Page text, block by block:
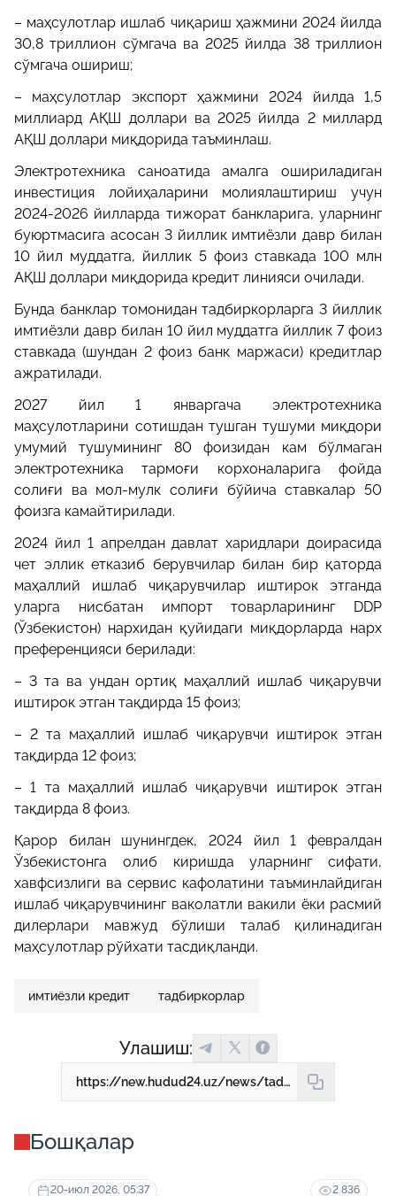
– маҳсулотлар ишлаб чиқариш ҳажмини 2024 йилда
30,8 триллион сўмгача ва 2025 йилда 38 триллион
сўмгача ошириш;
– маҳсулотлар экспорт ҳажмини 2024 йилда 1,5
миллиард АҚШ доллари ва 2025 йилда 2 миллард
АҚШ доллари миқдорида таъминлаш.
Электротехника саноатида амалга ошириладиган
инвестиция лойиҳаларини молиялаштириш учун
2024-2026 йилларда тижорат банкларига, уларнинг
буюртмасига асосан 3 йиллик имтиёзли давр билан
10 йил муддатга, йиллик 5 фоиз ставкада 100 млн
АҚШ доллари миқдорида кредит линияси очилади.
Бунда банклар томонидан тадбиркорларга 3 йиллик
имтиёзли давр билан 10 йил муддатга йиллик 7 фоиз
ставкада (шундан 2 фоиз банк маржаси) кредитлар
ажратилади.
2027 йил 1 январгача электротехника
маҳсулотларини сотишдан тушган тушуми миқдори
умумий тушумининг 80 фоизидан кам бўлмаган
электротехника тармоғи корхоналарига фойда
солиғи ва мол-мулк солиғи бўйича ставкалар 50
фоизга камайтирилади.
2024 йил 1 апрелдан давлат харидлари доирасида
чет эллик етказиб берувчилар билан бир қаторда
маҳаллий ишлаб чиқарувчилар иштирок этганда
уларга нисбатан импорт товарларининг DDP
(Ўзбекистон) нархидан қуйидаги миқдорларда нарх
преференцияси берилади:
– 3 та ва ундан ортиқ маҳаллий ишлаб чиқарувчи
иштирок этган тақдирда 15 фоиз;
– 2 та маҳаллий ишлаб чиқарувчи иштирок этган
тақдирда 12 фоиз;
– 1 та маҳаллий ишлаб чиқарувчи иштирок этган
тақдирда 8 фоиз.
Қарор билан шунингдек, 2024 йил 1 февралдан
Ўзбекистонга олиб киришда уларнинг сифати,
хавфсизлиги ва сервис кафолатини таъминлайдиган
ишлаб чиқарувчининг ваколатли вакили ёки расмий
дилерлари мавжуд бўлиши талаб қилинадиган
маҳсулотлар рўйхати тасдиқланди.
имтиёзли кредит тадбиркорлар
Улашиш:
https://new.hudud24.uz/news/tadbirkorlarga-elektrotekhnika-sanoatidagi-investitsiia-loiikhalari-uchun-imtiiozli-kreditlar-beriladi
Бошқалар
20-июл 2026, 05:37 2 836